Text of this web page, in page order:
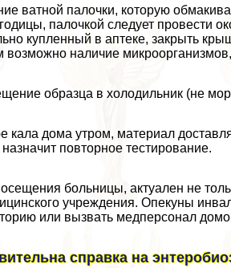
ватной палочки, которую
палочкой следует провести
купленный в аптеке, закрыть
возможно наличие
образца в холодильник (не
кала дома утром, материал
повторное тестирование.
больницы, актуален не
учреждения. Опекуны
или вызвать медперсонал
справка на